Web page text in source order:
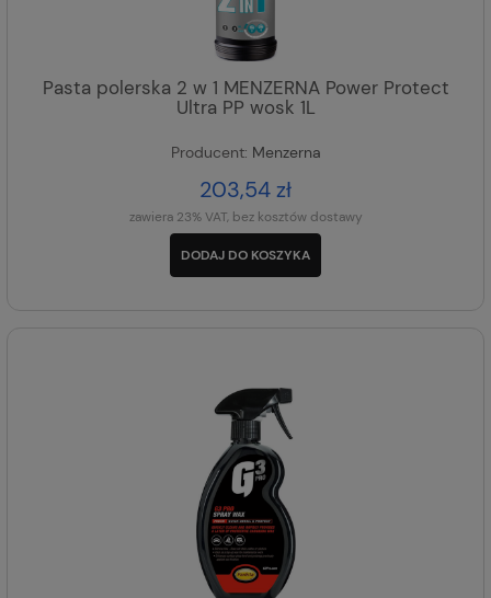
Pasta polerska 2 w 1 MENZERNA Power Protect
Ultra PP wosk 1L
Producent: Menzerna
203,54 zł
zawiera 23% VAT, bez kosztów dostawy
DODAJ DO KOSZYKA